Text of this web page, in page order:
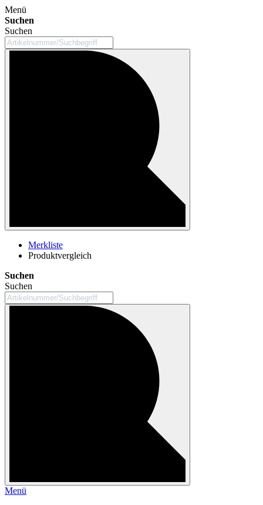
Menü
Suchen
Suchen
Merkliste
Produktvergleich
Suchen
Suchen
Menü